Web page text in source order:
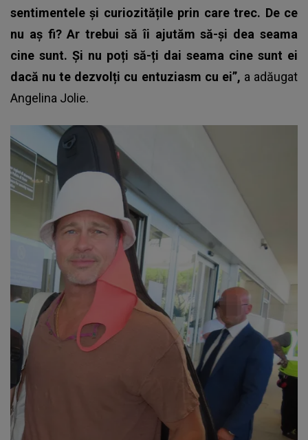
sentimentele și curiozitățile prin care trec. De ce
nu aș fi? Ar trebui să îi ajutăm să-și dea seama
cine sunt. Și nu poți să-ți dai seama cine sunt ei
dacă nu te dezvolți cu entuziasm cu ei”, a adăugat
Angelina Jolie.